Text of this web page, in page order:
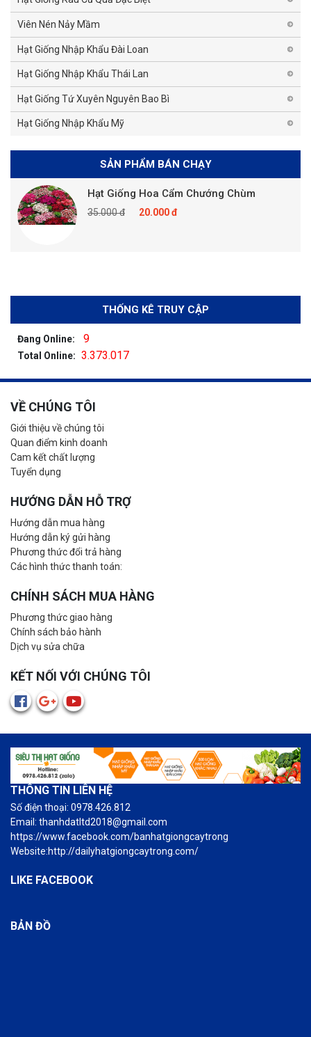
Viên Nén Nảy Mầm
Hạt Giống Nhập Khẩu Đài Loan
Hạt Giống Nhập Khẩu Thái Lan
Hạt Giống Tứ Xuyên Nguyên Bao Bì
Hạt Giống Nhập Khẩu Mỹ
SẢN PHẨM BÁN CHẠY
Hạt Giống Hoa Cẩm Chướng Chùm
35.000 đ 20.000 đ
THỐNG KÊ TRUY CẬP
Đang Online: 9
Total Online: 3.373.017
VỀ CHÚNG TÔI
Giới thiệu về chúng tôi
Quan điểm kinh doanh
Cam kết chất lượng
Tuyển dụng
HƯỚNG DẪN HỖ TRỢ
Hướng dẫn mua hàng
Hướng dẫn ký gửi hàng
Phương thức đổi trả hàng
Các hình thức thanh toán:
CHÍNH SÁCH MUA HÀNG
Phương thức giao hàng
Chính sách bảo hành
Dịch vụ sửa chữa
KẾT NỐI VỚI CHÚNG TÔI
THÔNG TIN LIÊN HỆ
Số điện thoại: 0978.426.812
Email: thanhdatltd2018@gmail.com
https://www.facebook.com/banhatgiongcaytrong
Website:http://dailyhatgiongcaytrong.com/
LIKE FACEBOOK
BẢN ĐỒ